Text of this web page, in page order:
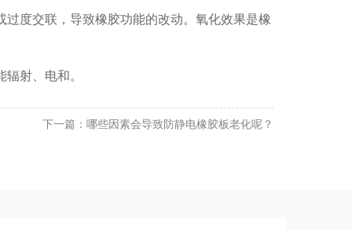
度交联，导致橡胶功能的改动。氧化效果是橡
射、电和。
下一篇：哪些因素会导致防静电橡胶板老化呢？